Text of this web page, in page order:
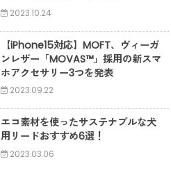
2023.10.24
【iPhone15対応】MOFT、ヴィーガ
ンレザー「MOVAS™」採用の新スマ
ホアクセサリー3つを発表
2023.09.22
エコ素材を使ったサステナブルな犬
用リードおすすめ6選！
2023.03.06